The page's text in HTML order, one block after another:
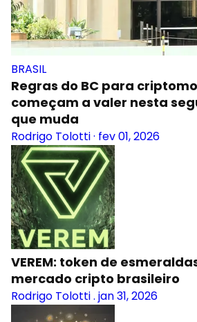
BRASIL
Regras do BC para
começam a valer nesta
que muda
Rodrigo Tolotti· fev 01, 2026
VEREM: token de
mercado cripto brasileiro
Rodrigo Tolotti. jan 31, 2026